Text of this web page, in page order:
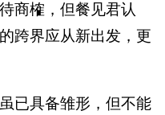
商榷，但餐见君认
跨界应从新出发，更
已具备雏形，但不能